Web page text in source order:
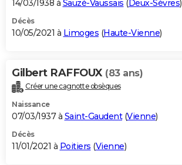
14/03/1938 à Sauzé-Vaussais ( Deux-Sèvres)
Décès
10/05/2021 à Limoges (Haute-Vienne)
Gilbert RAFFOUX (83 ans)
Créer une cagnotte obsèques
Naissance
07/03/1937 à Saint-Gaudent(Vienne)
Décès
11/01/2021 à Poitiers (Vienne)